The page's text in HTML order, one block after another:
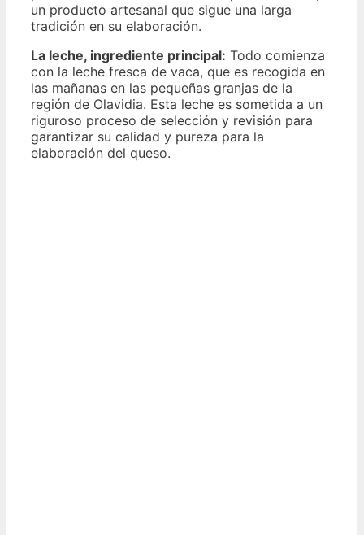
un producto artesanal que sigue una larga
tradición en su elaboración.
La leche, ingrediente principal: Todo comienza
con la leche fresca de vaca, que es recogida en
las mañanas en las pequeñas granjas de la
región de Olavidia. Esta leche es sometida a un
riguroso proceso de selección y revisión para
garantizar su calidad y pureza para la
elaboración del queso.